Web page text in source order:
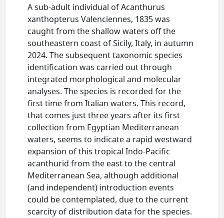
A sub-adult individual of Acanthurus
xanthopterus Valenciennes, 1835 was
caught from the shallow waters off the
southeastern coast of Sicily, Italy, in autumn
2024. The subsequent taxonomic species
identification was carried out through
integrated morphological and molecular
analyses. The species is recorded for the
first time from Italian waters. This record,
that comes just three years after its first
collection from Egyptian Mediterranean
waters, seems to indicate a rapid westward
expansion of this tropical Indo-Pacific
acanthurid from the east to the central
Mediterranean Sea, although additional
(and independent) introduction events
could be contemplated, due to the current
scarcity of distribution data for the species.